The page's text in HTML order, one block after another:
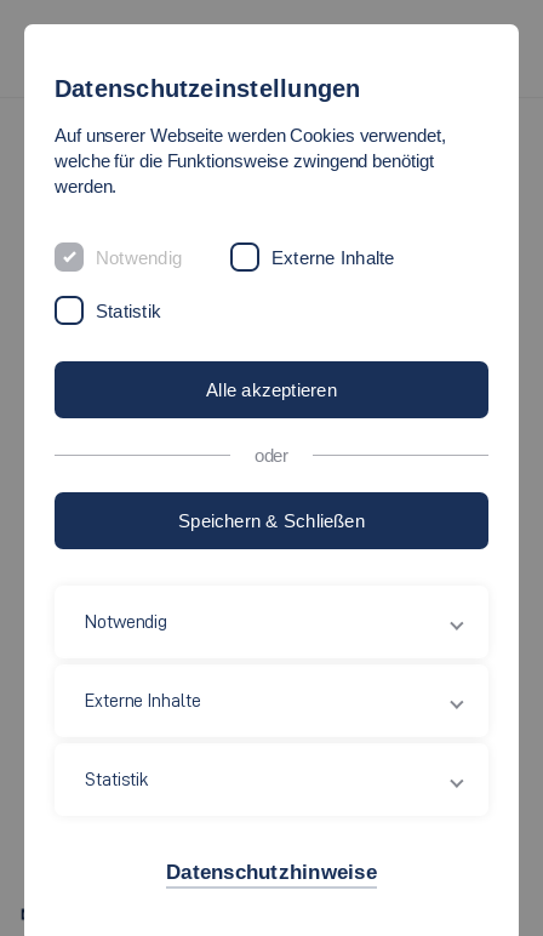
Wirtschaft und Technik
Datenschutzeinstellungen
Auf unserer Webseite werden Cookies verwendet,
welche für die Funktionsweise zwingend benötigt
werden.
Notwendig Externe Inhalte
Statistik
Alle akzeptieren
oder
Speichern & Schließen
Notwendig
Externe Inhalte
Statistik
Datenschutzhinweise